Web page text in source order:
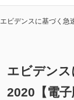
エビデンスに基づく急
エビデンス
2020【電子